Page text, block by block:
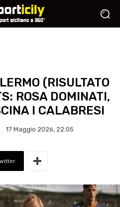
(RISULTATO
ROSA DOMINATI,
I CALABRESI
17 Maggio 2026, 22:05